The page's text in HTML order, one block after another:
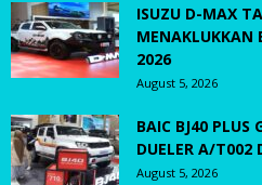
ISUZU D-MAX
MENAKLUKKAN
2026
August 5, 2026
BAIC BJ40 PLUS
DUELER A/T002
August 5, 2026